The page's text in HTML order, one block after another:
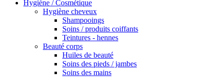
Hygiène / Cosmétique
Hygiène cheveux
Shampooings
Soins / produits coiffants
Teintures - hennes
Beauté corps
Huiles de beauté
Soins des pieds / jambes
Soins des mains